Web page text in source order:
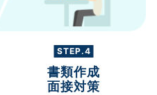
STEP.4
書類作成
面接対策